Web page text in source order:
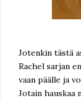
Jotenkin tästä
Rachel sarjan
vaan päälle ja
Jotain hauskaa